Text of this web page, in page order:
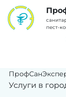
пест-
Услуги в